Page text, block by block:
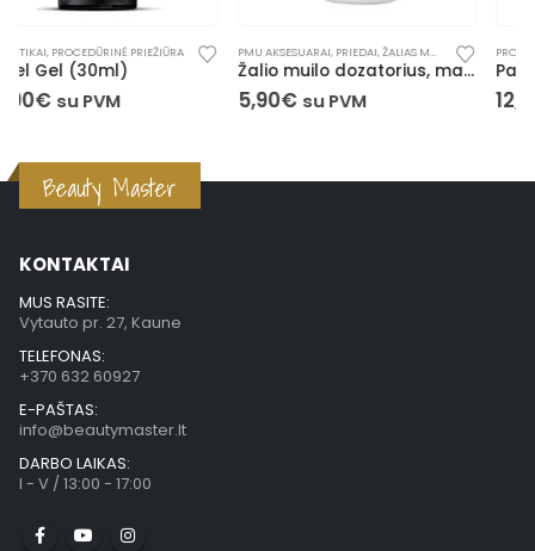
PMU AKSESUARAI,PRIEDAI,ŽALIAS MUILAS
Žalio muilo dozatorius, matinis, 120 ml
5,90€ su PVM
PROCEDŪRINĖ PRIEŽIŪRA,ŽALIAS MUILAS
Panthera Babool Soap 500 ml
12,50 € su PVM
Beauty Master
KONTAKTAI
MUS RASITE:
Vytauto pr. 27, Kaune
TELEFONAS:
+370 632 60927
E-PAŠTAS:
info@beautymaster.lt
DARBO LAIKAS:
I - V / 13:00 - 17:00